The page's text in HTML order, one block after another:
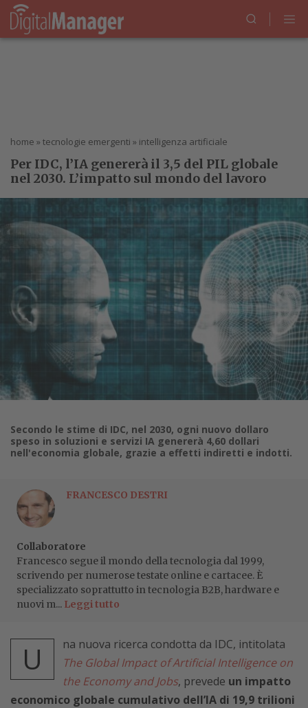
home » tecnologie emergenti » intelligenza artificiale
Per IDC, l’IA genererà il 3,5 del PIL globale
nel 2030. L’impatto sul mondo del lavoro
Secondo le stime di IDC, nel 2030, ogni nuovo dollaro
speso in soluzioni e servizi IA genererà 4,60 dollari
nell'economia globale, grazie a effetti indiretti e indotti.
FRANCESCO DESTRI
Collaboratore
Francesco segue il mondo della tecnologia dal 1999,
scrivendo per numerose testate online e cartacee. È
specializzato soprattutto in tecnologia B2B, hardware e
nuovi m... Leggi tutto
U
na nuova ricerca condotta da IDC, intitolata
The Global Impact of Artificial Intelligence on
the Economy and Jobs, prevede un impatto
economico globale cumulativo dell’IA di 19,9 trilioni